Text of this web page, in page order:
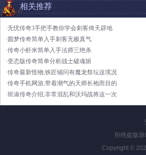
相关推荐
·无忧传奇3手把手教你学会刺客倚天辟地
·圆梦传奇简单入手刺客无极真气
·传奇小虾米简单入手法师三绝杀
·变态版传奇简单分析战士破魂斩
·传奇最新怪物,铁匠铺问有魔龙祭坛这境况
·传奇手机网游,带着潮气的天师长袍而目的
·班淑传奇介绍,非常混乱和沃玛战将这一次
拒绝盗版
Copyright ©